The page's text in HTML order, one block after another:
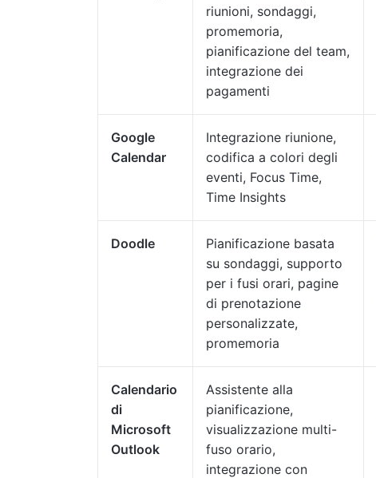
riunioni, sondaggi,
promemoria,
pianificazione del team,
integrazione dei
pagamenti
Google
Calendar
Integrazione riunione,
codifica a colori degli
eventi, Focus Time,
Time Insights
Doodle
Pianificazione basata
su sondaggi, supporto
per i fusi orari, pagine
di prenotazione
personalizzate,
promemoria
Calendario
di
Microsoft
Outlook
Assistente alla
pianificazione,
visualizzazione multi-
fuso orario,
integrazione con